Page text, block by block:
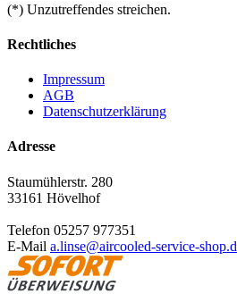
(*) Unzutreffendes streichen.
Rechtliches
Impressum
AGB
Datenschutzerklärung
Adresse
Staumühlerstr. 280
33161 Hövelhof
Telefon 05257 977351
E-Mail a.linse@aircooled-service-